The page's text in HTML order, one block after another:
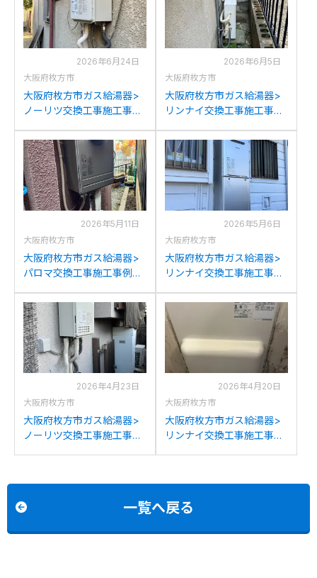
換
2026年6月24日
大阪府枚方市
大阪府枚方市ガス給湯器>
ノーリツ交換工事施工事
V1616W-Eからノーリツ
GQ-1639WS-1への交換
2026年6月5日
大阪府枚方市
大阪府枚方市ガス給湯器>
リンナイ交換工事施工事
V2016G-Eからリンナイ
RUX-A2013G(A)への交換
2026年5月11日
大阪府枚方市
大阪府枚方市ガス給湯器>
パロマ交換工事施工事例：
A2400SAW(A)からパロマ
FH-2423SAW-1への交換
2026年5月6日
大阪府枚方市
大阪府枚方市ガス給湯器>
リンナイ交換工事施工事
C2442SAWX-MBからリン
ナイRUF-K2406SAW(A)へ
の交換
2026年4月23日
大阪府枚方市
大阪府枚方市ガス給湯器>
ノーリツ交換工事施工事
2026年4月20日
大阪府枚方市
大阪府枚方市ガス給湯器>
リンナイ交換工事施工事
一覧へ戻る